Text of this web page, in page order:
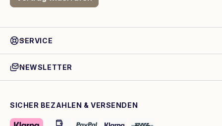
SERVICE
NEWSLETTER
SICHER BEZAHLEN & VERSENDEN